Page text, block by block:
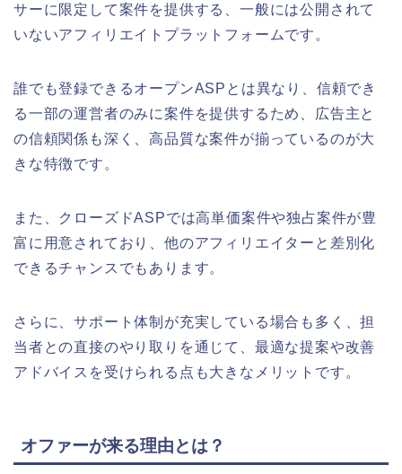
サーに限定して案件を提供する、一般には公開されて
いないアフィリエイトプラットフォームです。
誰でも登録できるオープンASPとは異なり、信頼でき
る一部の運営者のみに案件を提供するため、広告主と
の信頼関係も深く、高品質な案件が揃っているのが大
きな特徴です。
また、クローズドASPでは高単価案件や独占案件が豊
富に用意されており、他のアフィリエイターと差別化
できるチャンスでもあります。
さらに、サポート体制が充実している場合も多く、担
当者との直接のやり取りを通じて、最適な提案や改善
アドバイスを受けられる点も大きなメリットです。
オファーが来る理由とは？